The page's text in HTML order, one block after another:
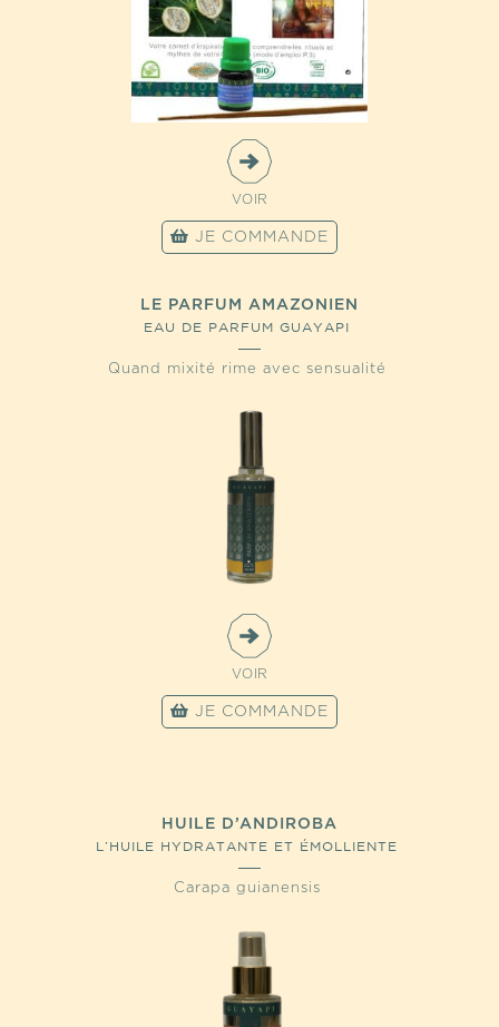
VOIR
JE COMMANDE
LE PARFUM AMAZONIEN
EAU DE PARFUM GUAYAPI
Quand mixité rime avec sensualité
VOIR
JE COMMANDE
HUILE D’ANDIROBA
L’HUILE HYDRATANTE ET ÉMOLLIENTE
Carapa guianensis